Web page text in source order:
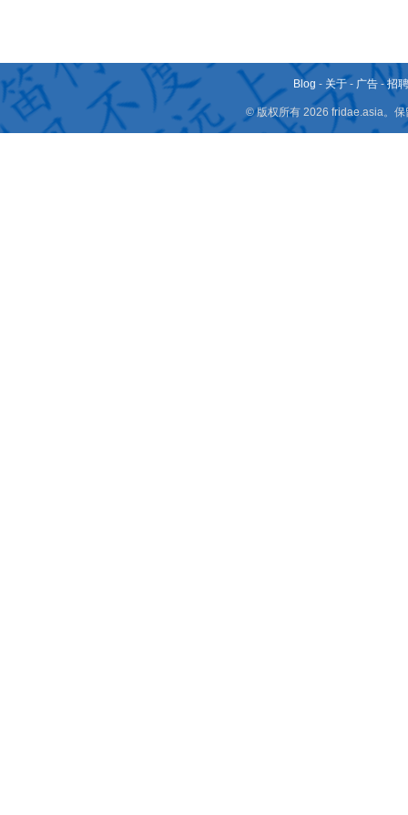
Blog - 关于 - 广告 -招
© 版权所有 2026 fridae.asia。